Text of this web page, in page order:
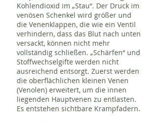
Kohlendioxid im „Stau“. Der Druck im
venösen Schenkel wird größer und
die Venenklappen, die wie ein Ventil
verhindern, dass das Blut nach unten
versackt, können nicht mehr
vollständig schließen. „Schärfen“ und
Stoffwechselgifte werden nicht
ausreichend entsorgt. Zuerst werden
die oberflächlichen kleinen Venen
(Venolen) erweitert, um die innen
liegenden Hauptvenen zu entlasten.
Es entstehen sichtbare Krampfadern.